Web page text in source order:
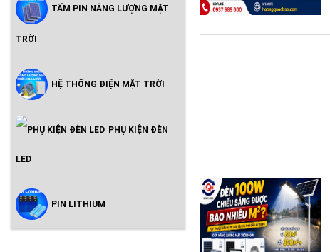
TẤM PIN NĂNG LƯỢNG MẶT
TRỜI
HỆ THỐNG ĐIỆN MẶT TRỜI
Inveter Hòa Lưới Có Lưu Trữ -
PHỤ KIỆN ĐÈN
LED
PIN LITHIUM